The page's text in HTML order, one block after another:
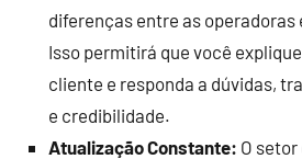
diferenças entre as operadoras
Isso permitirá que você
cliente e responda a dúvidas,
e credibilidade.
Atualização Constante: O setor